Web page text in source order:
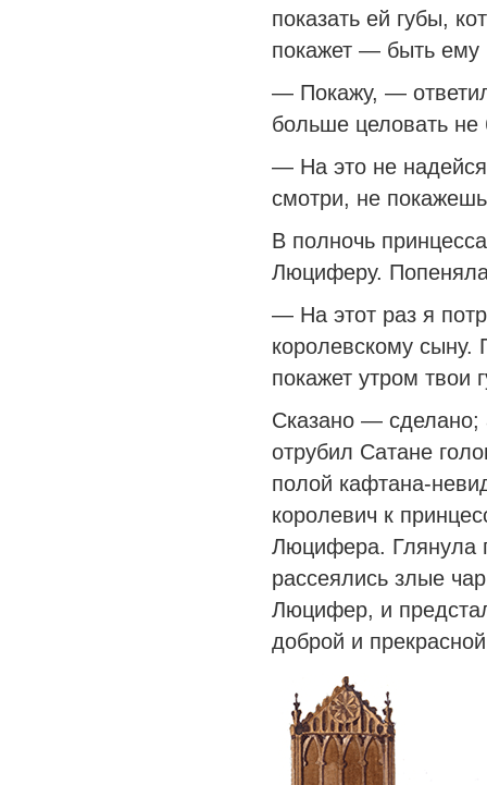
показать ей губы,
покажет — быть ему
— Покажу, —
больше целовать не
— На это не
смотри, не
В полночь
Люциферу.
— На этот раз я
королевскому сыну.
покажет утром твои
Сказано — сделано;
отрубил Сатане
полой кафтана-
королевич к
Люцифера. Глянула
рассеялись злые
Люцифер, и
доброй и